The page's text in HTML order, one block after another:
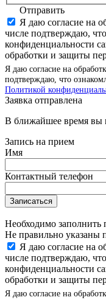
Отправить
Я даю согласие на
числе подтверждаю,
конфиденциальности
обработки и защиты
Я даю согласие на
подтверждаю, что
Политикой
Заявка отправлена
В ближайшее время вы
Запись на прием
Имя
Контактный телефон
Записаться
Необходимо заполнить
Не правильно указаны
Я даю согласие на
числе подтверждаю,
конфиденциальности
обработки и защиты
Я даю согласие на